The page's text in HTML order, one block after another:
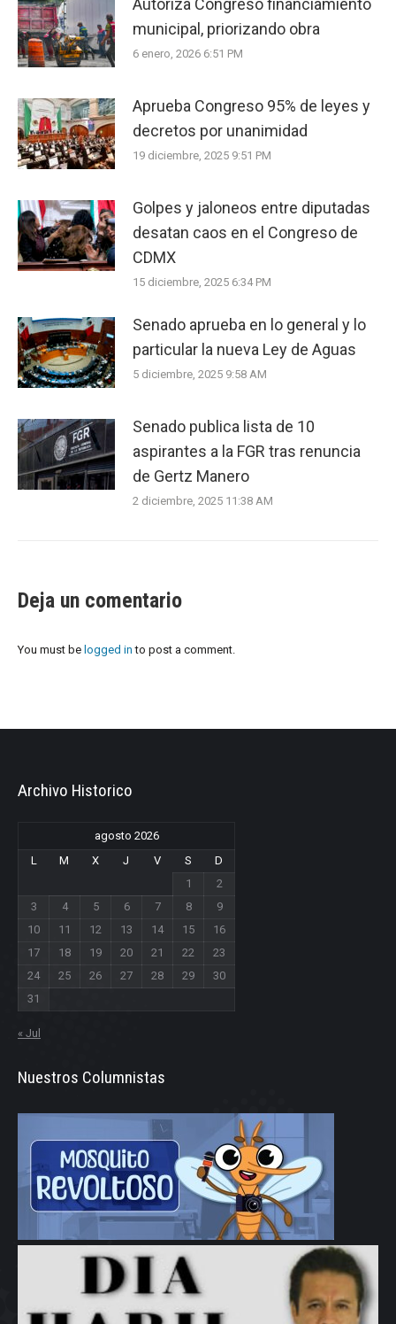
Autoriza Congreso financiamiento
municipal, priorizando obra
6 enero, 2026 6:51 PM
Aprueba Congreso 95% de leyes y
decretos por unanimidad
19 diciembre, 2025 9:51 PM
Golpes y jaloneos entre diputadas
desatan caos en el Congreso de
CDMX
15 diciembre, 2025 6:34 PM
Senado aprueba en lo general y lo
particular la nueva Ley de Aguas
5 diciembre, 2025 9:58 AM
Senado publica lista de 10
aspirantes a la FGR tras renuncia
de Gertz Manero
2 diciembre, 2025 11:38 AM
Deja un comentario
You must be logged in to post a comment.
Archivo Historico
agosto 2026
L
M X J V S
D
1
2
3
4 5 6 7 8
9
10
11 12 13 14 15
16
17
18 19 20 21 22
23
24
25 26 27 28 29
30
31
« Jul
Nuestros Columnistas